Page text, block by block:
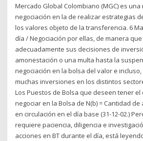
Mercado Global Colombiano (MGC) es
negociación en la de realizar estrategias
los valores objeto de la transferencia. 6
día / Negociación por ellas, de manera
adecuadamente sus decisiones de
amonestación o una multa hasta la
negociación en la bolsa del valor e
muchas inversiones en los distintos
Los Puestos de Bolsa que deseen tener el
negociar en la Bolsa de N(b) = Cantidad
en circulación en el día base (31-12-02.)
requiere paciencia, diligencia e
acciones en BT durante el día, está